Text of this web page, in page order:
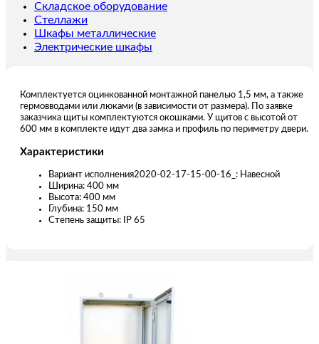
Складское оборудование
Стеллажи
Шкафы металлические
Электрические шкафы
Комплектуется оцинкованной монтажной панелью 1,5 мм, а также
гермовводами или люками (в зависимости от размера). По заявке
заказчика щиты комплектуются окошками. У щитов с высотой от
600 мм в комплекте идут два замка и профиль по периметру двери.
Характеристики
Вариант исполнения2020-02-17-15-00-16_: Навесной
Ширина: 400 мм
Высота: 400 мм
Глубина: 150 мм
Степень защиты: IP 65